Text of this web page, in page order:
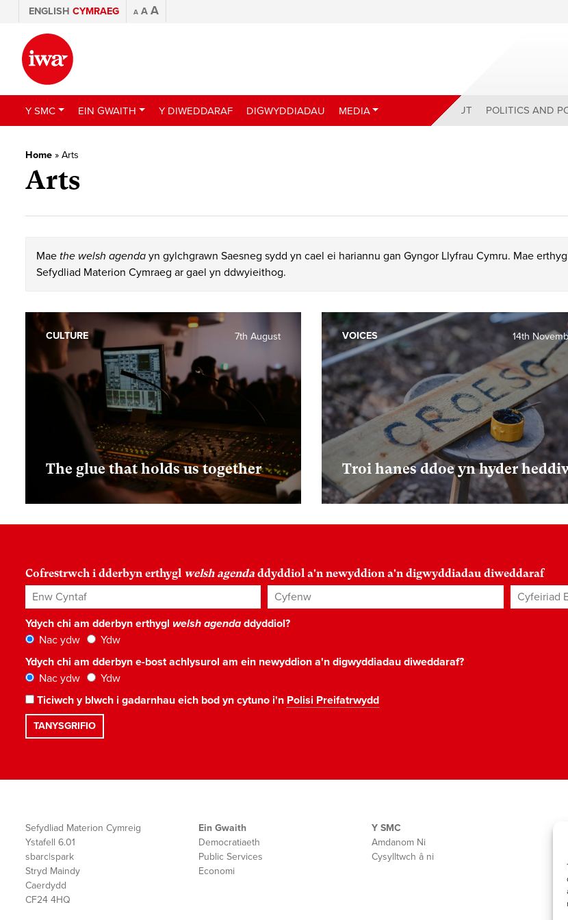
ENGLISH CYMRAEG A A A
Y SMC EIN GWAITH Y DIWEDDARAF DIGWYDDIADAU MEDIA ABOUT POLITICS AND
Home » Arts
Arts
Mae the welsh agenda yn gylchgrawn Saesneg sydd yn cael ei hariannu gan Gyngor Llyfrau Cymru. Mae
Sefydliad Materion Cymraeg ar gael yn ddwyieithog.
The glue that holds us together
7th August
CULTURE
Troi hanes ddoe yn hyder
14th
VOICES
Cofrestrwch i dderbyn erthygl welsh agenda ddyddiol a'n newyddion a'n digwyddiadau diweddaraf
Enw Cyntaf Cyfenw Cyfeiriad
Ydych chi am dderbyn erthygl welsh agendaddyddiol?
Nac ydw
Ydw
Ydych chi am dderbyn e-bost achlysurol am ein newyddion a'n digwyddiadau diweddaraf?
Nac ydw
Ydw
Ticiwch y blwch i gadarnhau eich bod yn cytuno i'n Polisi Preifatrwydd
Sefydliad Materion Cymreig
Ystafell 6.01
sbarc|spark
Stryd Maindy
Caerdydd
CF24 4HQ
Ein Gwaith
Democratiaeth
Public Services
Economi
Y SMC
Amdanom Ni
Cysylltwch â ni